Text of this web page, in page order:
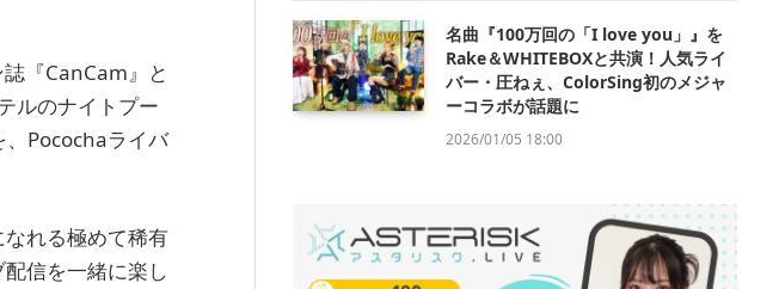
『CanCam』と
ルのナイトプー
Pocochaライバ
れる極めて稀有
信を一緒に楽し
名曲『100万回の「I love you」』を
Rake＆WHITEBOXと共演！人気ライ
バー・圧ねぇ、ColorSing初のメジャ
ーコラボが話題に
2026/01/05 18:00